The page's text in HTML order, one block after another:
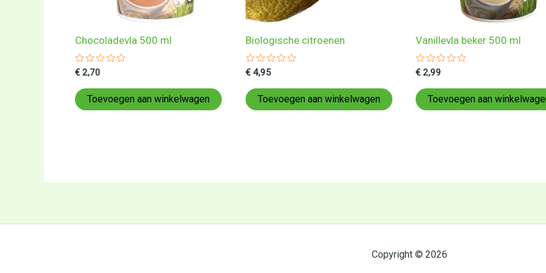
Chocoladevla 500 ml
Gewaardeerd
uit
5
€ 2,70
Toevoegen aan winkelwagen
Biologische citroenen
Gewaardeerd
uit
5
€4,95
Toevoegen aan winkelwagen
Vanillevla beker 500 ml
Gewaardeerd
uit
5
€ 2,99
Toevoegen aan
Copyright © 2026